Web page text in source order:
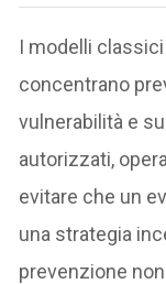
I modelli
concentrano
vulnerabilità e
autorizzati,
evitare che un
una strategia
prevenzione